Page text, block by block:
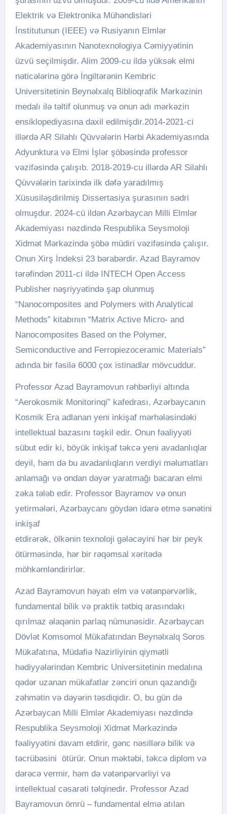
Elektrik və Elektronika Mühəndisləri
İnstitutunun (IEEE) və Rusiyanın Elmlər
Akademiyasının Nanotexnologiya Cəmiyyətinin
üzvü seçilmişdir. Alim 2009-cu ildə yüksək elmi
nəticələrinə görə İngiltərənin Kembric
Universitetinin Beynəlxalq Biblioqrafik Mərkəzinin
medalı ilə təltif olunmuş və onun adı mərkəzin
ensiklopediyasına daxil edilmişdir.2014-2021-ci
illərdə AR Silahlı Qüvvələrin Hərbi Akademiyasında
Adyunktura və Elmi İşlər şöbəsində professor
vəzifəsində çalışıb. 2018-2019-cu illərdə AR Silahlı
Qüvvələrin tarixində ilk dəfə yaradılmış
Xüsusiləşdirilmiş Dissertasiya şurasının sədri
olmuşdur. 2024-cü ildən Azərbaycan Milli Elmlər
Akademiyası nəzdində Respublika Seysmoloji
Xidmət Mərkəzində şöbə müdiri vəzifəsində çalışır.
Onun Xirş İndeksi 23 bərabərdir. Azad Bayramov
tərəfindən 2011-ci ildə INTECH Open Access
Publisher nəşriyyətində şap olunmuş
“Nanocomposites and Polymers with Analytical
Methods” kitabının “Matrix Active Micro- and
Nanocomposites Based on the Polymer,
Semiconductive and Ferropiezoceramic Materials”
adında bir fəsilə 6000 çox istinadlar mövcuddur.
Professor Azad Bayramovun rəhbərliyi altında
“Aerokosmik Monitorinqi” kafedrası, Azərbaycanın
Kosmik Era adlanan yeni inkişaf mərhələsindəki
intellektual bazasını təşkil edir. Onun fəaliyyəti
sübut edir ki, böyük inkişaf təkcə yeni avadanlıqlar
deyil, həm də bu avadanlıqların verdiyi məlumatları
anlamağı və ondan dəyər yaratmağı bacaran elmi
zəka tələb edir. Professor Bayramov və onun
yetirmələri, Azərbaycanı göydən idarə etmə sənətini
inkişaf
etdirərək, ölkənin texnoloji gələcəyini hər bir peyk
ötürməsində, hər bir rəqəmsal xəritədə
möhkəmləndirirlər.
​Azad Bayramovun həyatı elm və vətənpərvərlik,
fundamental bilik və praktik tətbiq arasındakı
qırılmaz əlaqənin parlaq nümunəsidir. Azərbaycan
Dövlət Komsomol Mükafatından Beynəlxalq Soros
Mükafatına, Müdafiə Nazirliyinin qiymətli
hədiyyələrindən Kembric Universitetinin medalına
qədər uzanan mükafatlar zənciri onun qazandığı
zəhmətin və dəyərin təsdiqidir. O, bu gün də
Azərbaycan Milli Elmlər Akademiyası nəzdində
Respublika Seysmoloji Xidmət Mərkəzində
fəaliyyətini davam etdirir, gənc nəsillərə bilik və
təcrübəsini ötürür. Onun məktəbi, təkcə diplom və
dərəcə vermir, həm də vətənpərvərliyi və
intellektual cəsarəti təlqinedir. Professor Azad
Bayramovun ömrü – fundamental elmə atılan